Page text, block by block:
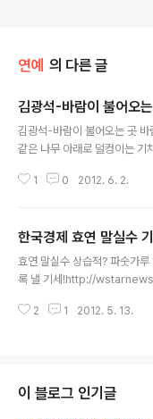
연예 의 다른 글
김광석-바람이 불어오
김광석-바람이 불어오는 곳
같은 나무 아래로 덜컹이는 기
하늘과 사람들 힘겨운 날 들도
으로 가네 나뭇잎이 손짓하는
해 너의 목소리가 그리워도 뒤
가네 평점: 4.5점 와 알리가 부
1 0 2012. 6. 2.
한국경제 효연 말실수
효연 말실수 상습적? 파숫가
록 낼 기세!http://
가 겨 묻은 개 나무란다. 가랑
고 한다. 겨울바람이 봄바람보
2 1 2012. 5. 13.
이 블로그 인기글